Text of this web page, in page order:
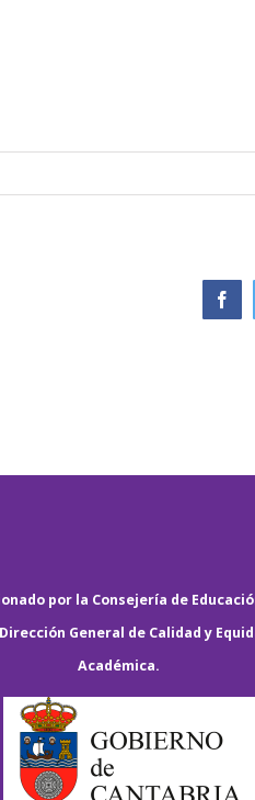
por la Consejería de
General de Calidad y
Académica.